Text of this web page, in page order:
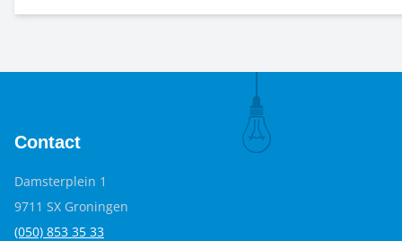
Contact
Damsterplein 1
9711 SX Groningen
(050) 853 35 33